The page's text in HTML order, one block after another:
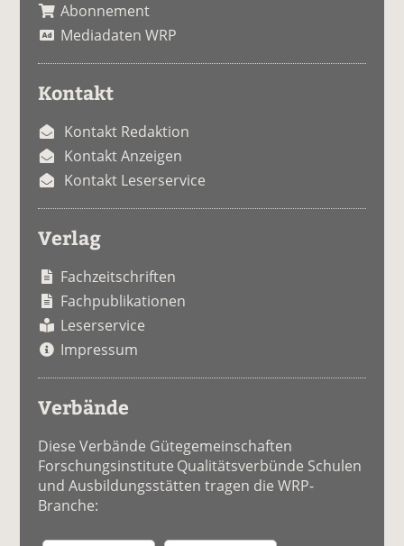
Abonnement
Mediadaten WRP
Kontakt
Kontakt Redaktion
Kontakt Anzeigen
Kontakt Leserservice
Verlag
Fachzeitschriften
Fachpublikationen
Leserservice
Impressum
Verbände
Diese Verbände Gütegemeinschaften
Forschungsinstitute Qualitätsverbünde Schulen
und Ausbildungsstätten tragen die WRP-
Branche: